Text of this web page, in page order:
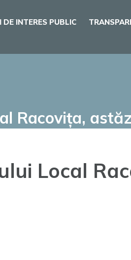
DE INTERES PUBLIC
Racovița,
Local